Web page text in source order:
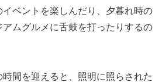
ベントを楽しんだり、夕暮れ時の
ムグルメに舌鼓を打ったりするの
間を迎えると、照明に照らされた